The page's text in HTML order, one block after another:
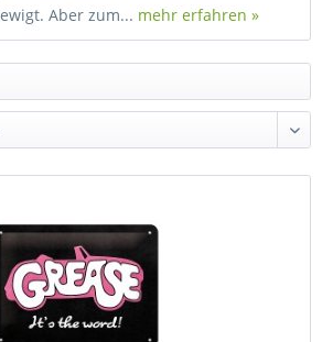
Aber zum... mehr erfahren »